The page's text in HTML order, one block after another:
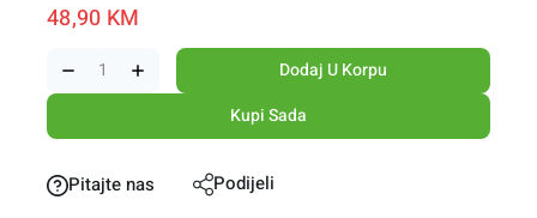
48,90 KM
Dodaj U Korpu
Kupi Sada
Pitajte nas Podijeli